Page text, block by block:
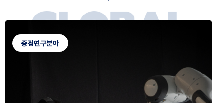
GLOBAL
CA S
R
중점연구분야